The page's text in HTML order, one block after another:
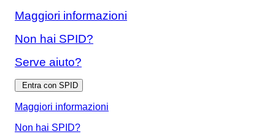
Maggiori informazioni
Non hai SPID?
Serve aiuto?
Entra con SPID
Maggiori informazioni
Non hai SPID?